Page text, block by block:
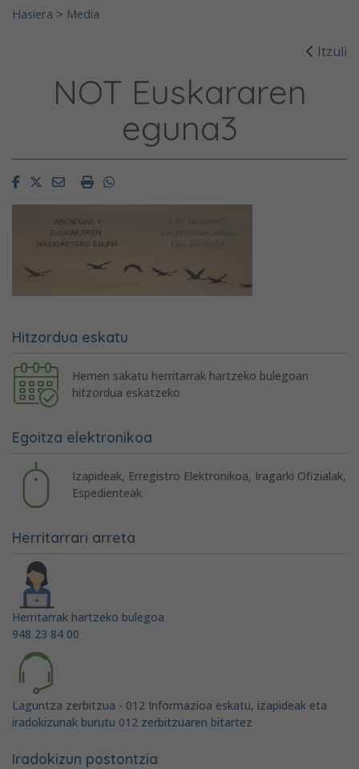
Hasiera > Media
Itzuli
NOT Euskararen
eguna3
FacebookTwitterEmailImprimirWhatsapp
Hitzordua eskatu
Hemen sakatu herritarrak hartzeko bulegoan
hitzordua eskatzeko
Egoitza elektronikoa
Izapideak, Erregistro Elektronikoa, Iragarki Ofizialak,
Espedienteak
Herritarrari arreta
Herritarrak hartzeko bulegoa
948 23 84 00
Laguntza zerbitzua - 012 Informazioa eskatu, izapideak eta
iradokizunak burutu 012 zerbitzuaren bitartez
Iradokizun postontzia